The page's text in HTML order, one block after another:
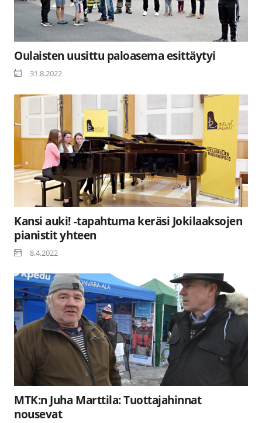
Oulaisten uusittu paloasema esittäytyi
31.8.2022
Kansi auki! -tapahtuma keräsi Jokilaaksojen
pianistit yhteen
8.4.2022
MTK:n Juha Marttila: Tuottajahinnat
nousevat